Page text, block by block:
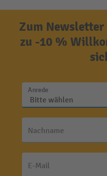
Zum
zu -10 %
Anrede
Nachname
E-Mail